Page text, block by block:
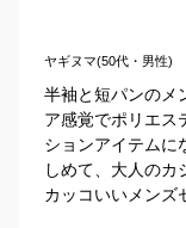
ヤギヌマ(50代・男性)
半袖と短パンのメ
ア感覚でポリエス
ションアイテムに
しめて、大人のカ
カッコいいメンズ